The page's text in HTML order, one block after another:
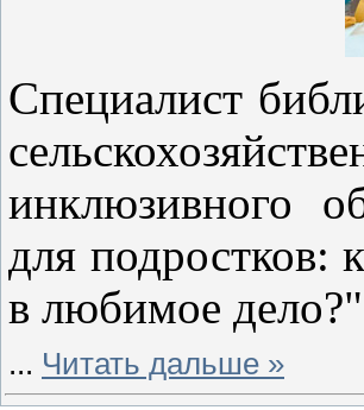
Специалист
инклюзивного
для подростков:
в любимое
... Читать дальше »